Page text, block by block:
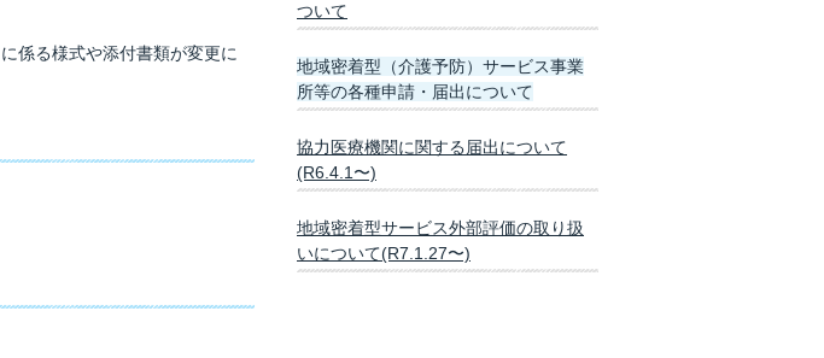
係る様式や添付書類が変更に
ついて
地域密着型（介護予防）サービス事業
所等の各種申請・届出について
協力医療機関に関する届出について
(R6.4.1〜)
地域密着型サービス外部評価の取り扱
いについて(R7.1.27〜)